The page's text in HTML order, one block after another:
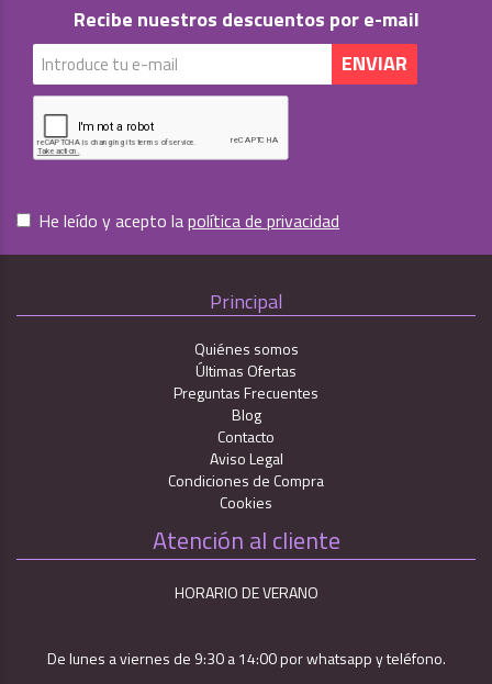
Recibe nuestros descuentos por e-mail
He leído y acepto lapolítica de privacidad
Principal
Quiénes somos
Últimas Ofertas
Preguntas Frecuentes
Blog
Contacto
Aviso Legal
Condiciones de Compra
Cookies
Atención al cliente
HORARIO DE VERANO
De lunes a viernes de 9:30 a 14:00 por whatsapp y teléfono.